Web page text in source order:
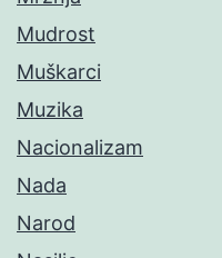
Mudrost
Muškarci
Muzika
Nacionalizam
Nada
Narod